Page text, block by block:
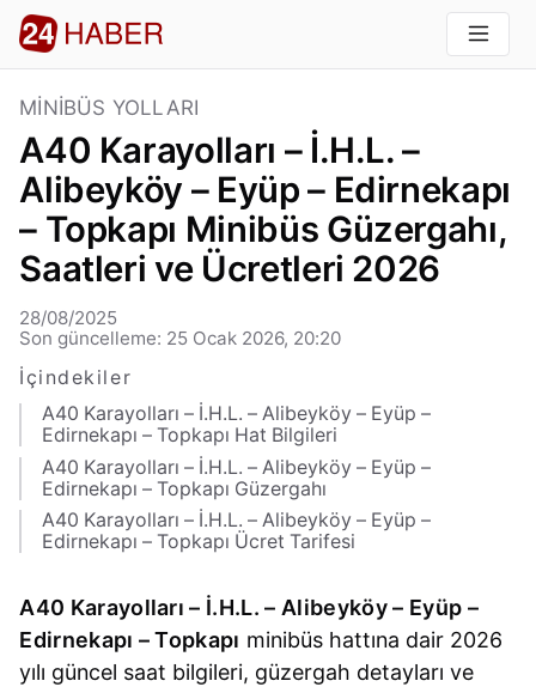
MINIBÜS YOLLARI
A40 Karayolları – İ.H.L. –
Alibeyköy – Eyüp – Edirnekapı
– Topkapı Minibüs Güzergahı,
Saatleri ve Ücretleri 2026
28/08/2025
Son güncelleme: 25 Ocak 2026, 20:20
İçindekiler
A40 Karayolları – İ.H.L. – Alibeyköy – Eyüp –
Edirnekapı – Topkapı Hat Bilgileri
A40 Karayolları – İ.H.L. – Alibeyköy – Eyüp –
Edirnekapı – Topkapı Güzergahı
A40 Karayolları – İ.H.L. – Alibeyköy – Eyüp –
Edirnekapı – Topkapı Ücret Tarifesi
A40 Karayolları – İ.H.L. – Alibeyköy – Eyüp –
Edirnekapı – Topkapı minibüs hattına dair 2026
yılı güncel saat bilgileri, güzergah detayları ve